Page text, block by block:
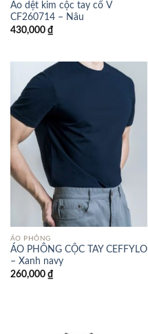
Áo dệt kim cộc tay cổ V
CF260714 – Nâu
430,000 ₫
ÁO PHÔNG
ÁO PHÔNG CỘC TAY CEFFYLO
– Xanh navy
260,000 ₫